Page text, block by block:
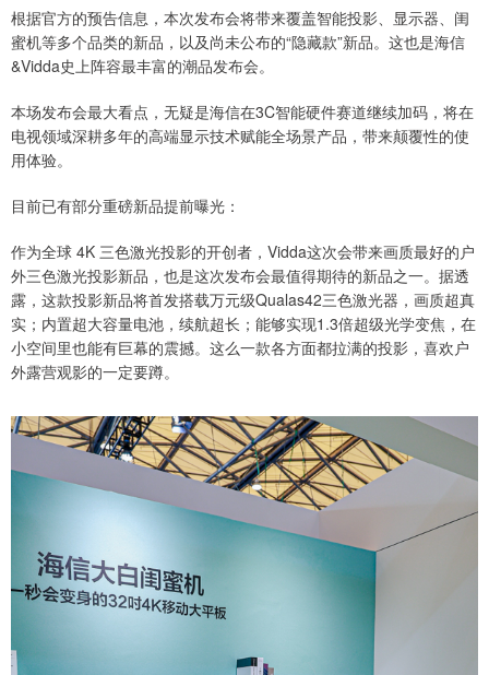
根据官方的预告信息，本次发布会将带来覆盖智能投影、显示器、闺
蜜机等多个品类的新品，以及尚未公布的“隐藏款”新品。这也是海信
&Vidda史上阵容最丰富的潮品发布会。
本场发布会最大看点，无疑是海信在3C智能硬件赛道继续加码，将在
电视领域深耕多年的高端显示技术赋能全场景产品，带来颠覆性的使
用体验。
目前已有部分重磅新品提前曝光：
作为全球 4K 三色激光投影的开创者，Vidda这次会带来画质最好的户
外三色激光投影新品，也是这次发布会最值得期待的新品之一。据透
露，这款投影新品将首发搭载万元级Qualas42三色激光器，画质超真
实；内置超大容量电池，续航超长；能够实现1.3倍超级光学变焦，在
小空间里也能有巨幕的震撼。这么一款各方面都拉满的投影，喜欢户
外露营观影的一定要蹲。